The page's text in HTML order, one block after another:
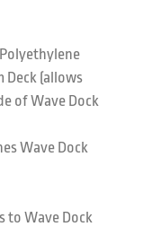
Deck (allows
of Wave Dock
Wave Dock
to Wave Dock